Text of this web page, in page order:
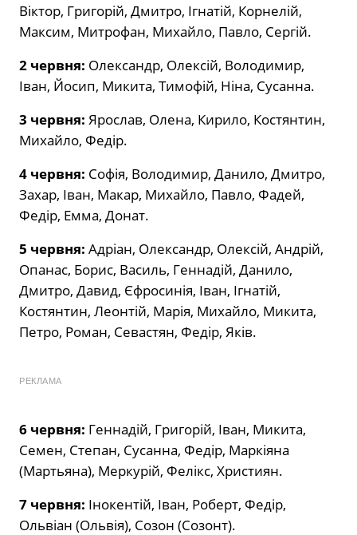
Віктор, Григорій, Дмитро, Ігнатій, Корнелій,
Максим, Митрофан, Михайло, Павло, Сергій.
2 червня: Олександр, Олексій, Володимир,
Іван, Йосип, Микита, Тимофій, Ніна, Сусанна.
3 червня: Ярослав, Олена, Кирило, Костянтин,
Михайло, Федір.
4 червня: Софія, Володимир, Данило, Дмитро,
Захар, Іван, Макар, Михайло, Павло, Фадей,
Федір, Емма, Донат.
5 червня: Адріан, Олександр, Олексій, Андрій,
Опанас, Борис, Василь, Геннадій, Данило,
Дмитро, Давид, Єфросинія, Іван, Ігнатій,
Костянтин, Леонтій, Марія, Михайло, Микита,
Петро, Роман, Севастян, Федір, Яків.
РЕКЛАМА
6 червня: Геннадій, Григорій, Іван, Микита,
Семен, Степан, Сусанна, Федір, Маркіяна
(Мартьяна), Меркурій, Фелікс, Християн.
7 червня: Інокентій, Іван, Роберт, Федір,
Ольвіан (Ольвія), Созон (Созонт).